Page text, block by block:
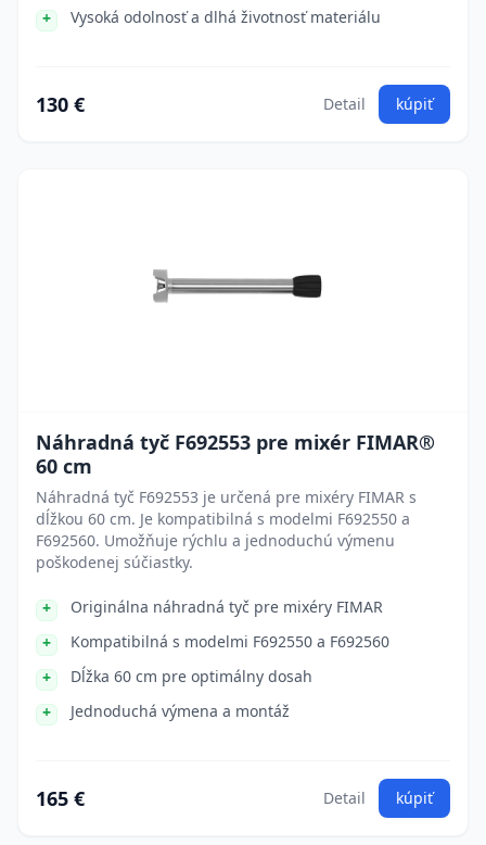
Vysoká odolnosť a dlhá životnosť materiálu
130 € Detail kúpiť
Náhradná tyč F692553 pre mixér FIMAR®
60 cm
Náhradná tyč F692553 je určená pre mixéry FIMAR s
dĺžkou 60 cm. Je kompatibilná s modelmi F692550 a
F692560. Umožňuje rýchlu a jednoduchú výmenu
poškodenej súčiastky.
Originálna náhradná tyč pre mixéry FIMAR
Kompatibilná s modelmi F692550 a F692560
Dĺžka 60 cm pre optimálny dosah
Jednoduchá výmena a montáž
165 € Detail kúpiť